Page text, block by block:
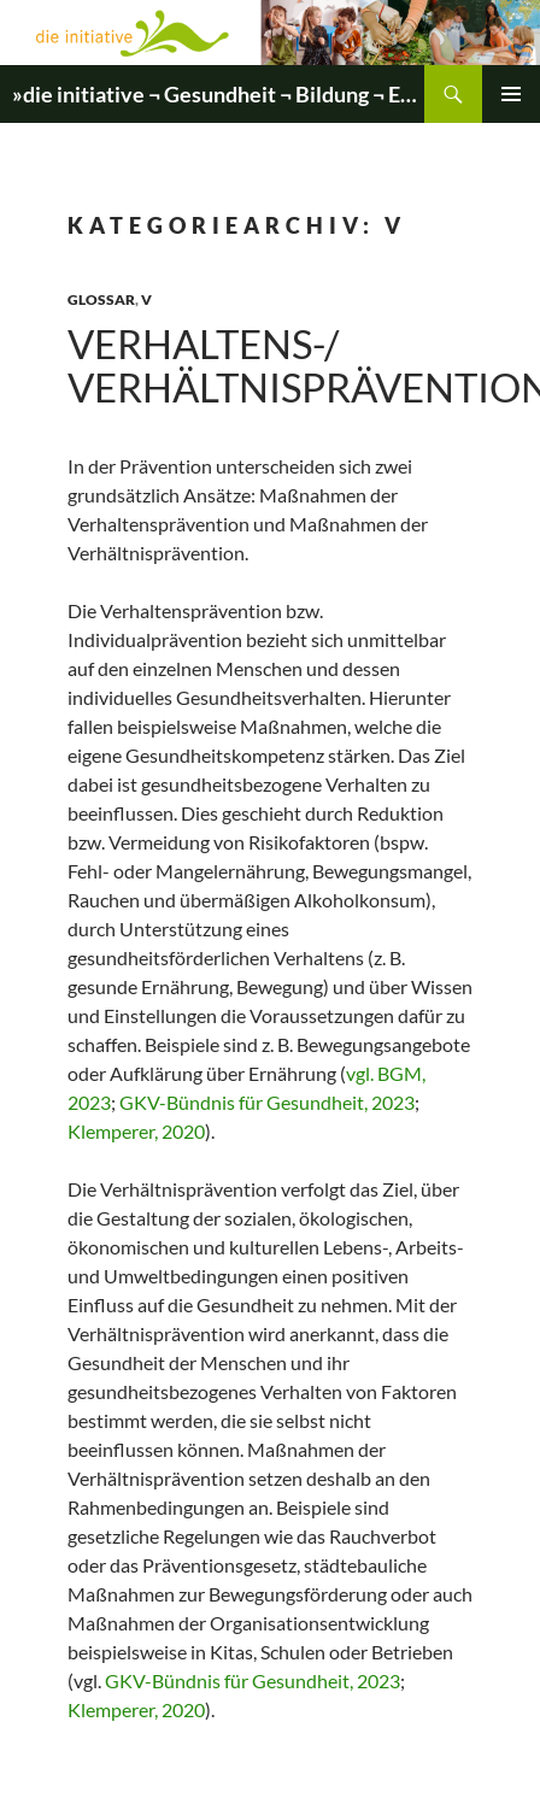
Inhalt
springen
»die initiative ¬ Gesundheit ¬ Bildung ¬ Entwicklung«
KATEGORIEARCHIV: V
GLOSSAR,V
VERHALTENS-/
In der Prävention unterscheiden sich zwei
grundsätzlich Ansätze: Maßnahmen der
Verhaltensprävention und Maßnahmen der
Verhältnisprävention.
Die Verhaltensprävention bzw.
Individualprävention bezieht sich unmittelbar
auf den einzelnen Menschen und dessen
individuelles Gesundheitsverhalten. Hierunter
fallen beispielsweise Maßnahmen, welche die
eigene Gesundheitskompetenz stärken. Das Ziel
dabei ist gesundheitsbezogene Verhalten zu
beeinflussen. Dies geschieht durch Reduktion
bzw. Vermeidung von Risikofaktoren (bspw.
Fehl- oder Mangelernährung, Bewegungsmangel,
Rauchen und übermäßigen Alkoholkonsum),
durch Unterstützung eines
gesundheitsförderlichen Verhaltens (z. B.
gesunde Ernährung, Bewegung) und über Wissen
und Einstellungen die Voraussetzungen dafür zu
schaffen. Beispiele sind z. B. Bewegungsangebote
oder Aufklärung über Ernährung (vgl. BGM,
2023; GKV-Bündnis für Gesundheit, 2023;
Klemperer, 2020).
Die Verhältnisprävention verfolgt das Ziel, über
die Gestaltung der sozialen, ökologischen,
ökonomischen und kulturellen Lebens-, Arbeits-
und Umweltbedingungen einen positiven
Einfluss auf die Gesundheit zu nehmen. Mit der
Verhältnisprävention wird anerkannt, dass die
Gesundheit der Menschen und ihr
gesundheitsbezogenes Verhalten von Faktoren
bestimmt werden, die sie selbst nicht
beeinflussen können. Maßnahmen der
Verhältnisprävention setzen deshalb an den
Rahmenbedingungen an. Beispiele sind
gesetzliche Regelungen wie das Rauchverbot
oder das Präventionsgesetz, städtebauliche
Maßnahmen zur Bewegungsförderung oder auch
Maßnahmen der Organisationsentwicklung
beispielsweise in Kitas, Schulen oder Betrieben
(vgl. GKV-Bündnis für Gesundheit, 2023;
Klemperer, 2020).